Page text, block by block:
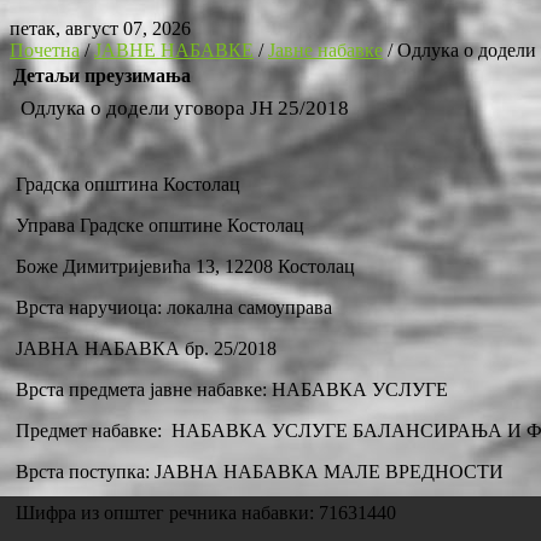
петак, август 07, 2026
Почетна/ЈАВНЕ НАБАВКЕ/Јавне набавке/Одлука о додели
Детаљи преузимања
Одлука о додели уговора ЈН 25/2018
Градска општина Костолац
Управа Градске општине Костолац
Боже Димитријевића 13, 12208 Костолац
Врста наручиоца: локална самоуправа
ЈАВНА НАБАВКА бр. 25/2018
Врста предмета јавне набавке: НАБАВКА УСЛУГЕ
Предмет набавке: НАБАВКА УСЛУГЕ
Врста поступка: ЈАВНА НАБАВКА МАЛЕ ВРЕДНОСТИ
Шифра из општег речника набавки: 71631440